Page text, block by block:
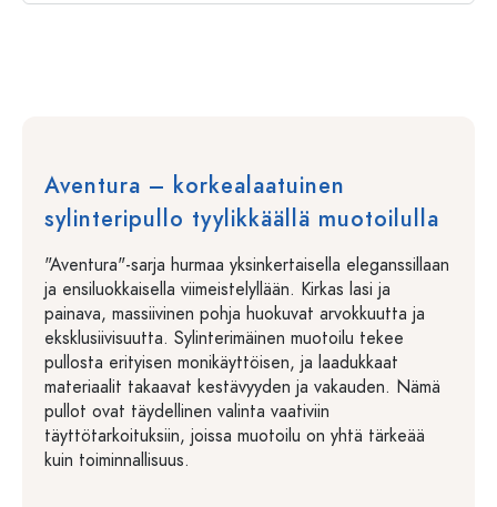
Aventura – korkealaatuinen
sylinteripullo tyylikkäällä muotoilulla
"Aventura"-sarja hurmaa yksinkertaisella eleganssillaan
ja ensiluokkaisella viimeistelyllään. Kirkas lasi ja
painava, massiivinen pohja huokuvat arvokkuutta ja
eksklusiivisuutta. Sylinterimäinen muotoilu tekee
pullosta erityisen monikäyttöisen, ja laadukkaat
materiaalit takaavat kestävyyden ja vakauden. Nämä
pullot ovat täydellinen valinta vaativiin
täyttötarkoituksiin, joissa muotoilu on yhtä tärkeää
kuin toiminnallisuus.